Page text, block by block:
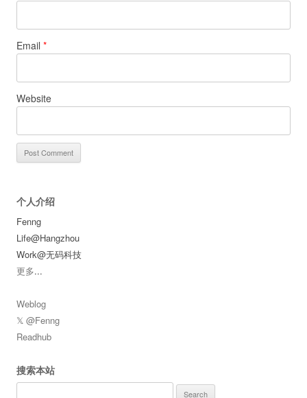
Email *
Website
个人介绍
Fenng
Life@Hangzhou
Work@无码科技
更多...
Weblog
𝕏 @Fenng
Readhub
搜索本站